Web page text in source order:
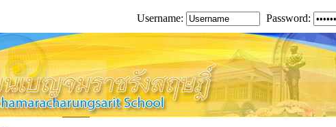
Username: Password: